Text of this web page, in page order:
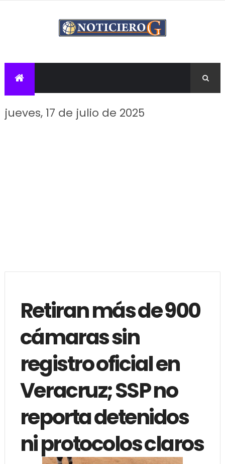
jueves, 17 de julio de 2025
Retiran más de 900
cámaras sin
registro oficial en
Veracruz; SSP no
reporta detenidos
ni protocolos claros